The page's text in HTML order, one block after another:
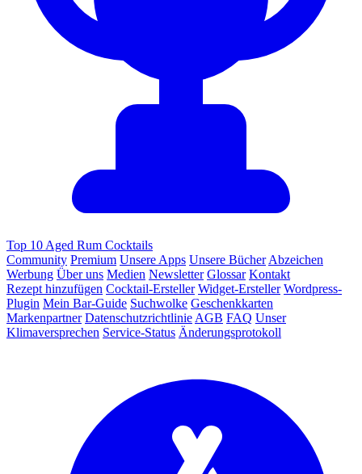
Top 10 Aged Rum Cocktails
Community Premium Unsere Apps Unsere Bücher Abzeichen
Werbung Über uns Medien Newsletter Glossar Kontakt
Rezept hinzufügen Cocktail-Ersteller Widget-Ersteller Wordpress-
Plugin Mein Bar-Guide Suchwolke Geschenkkarten
Markenpartner Datenschutzrichtlinie AGB FAQ Unser
Klimaversprechen Service-Status Änderungsprotokoll